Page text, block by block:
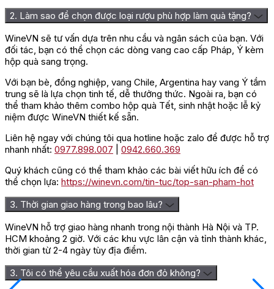
2. Làm sao để chọn được loại rượu phù hợp làm quà tặng?
WineVN sẽ tư vấn dựa trên nhu cầu và ngân sách của bạn. Với
đối tác, bạn có thể chọn các dòng vang cao cấp Pháp, Ý kèm
hộp quà sang trọng.
Với bạn bè, đồng nghiệp, vang Chile, Argentina hay vang Ý tầm
trung sẽ là lựa chọn tinh tế, dễ thưởng thức. Ngoài ra, bạn có
thể tham khảo thêm combo hộp quà Tết, sinh nhật hoặc lễ kỷ
niệm được WineVN thiết kế sẵn.
Liên hệ ngay với chúng tôi qua hotline hoặc zalo để được hỗ trợ
nhanh nhất: 0977.898.007
0942.660.369
Quý khách cũng có thể tham khảo các bài viết hữu ích để có
thể chọn lựa: https://winevn.com/tin-tuc/top-san-pham-hot
3. Thời gian giao hàng trong bao lâu?
WineVN hỗ trợ giao hàng nhanh trong nội thành Hà Nội và TP.
HCM khoảng 2 giờ. Với các khu vực lân cận và tỉnh thành khác,
thời gian từ 2-4 ngày tùy địa điểm.
3. Tôi có thể yêu cầu xuất hóa đơn đỏ không?